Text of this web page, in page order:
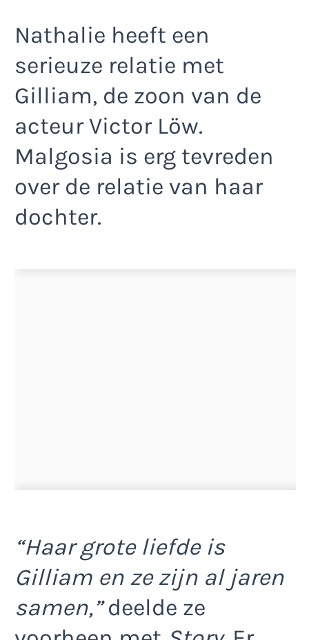
Nathalie heeft een
serieuze relatie met
Gilliam, de zoon van de
acteur Victor Löw.
Malgosia is erg tevreden
over de relatie van haar
dochter.
“Haar grote liefde is
Gilliam en ze zijn al jaren
samen,”deelde ze